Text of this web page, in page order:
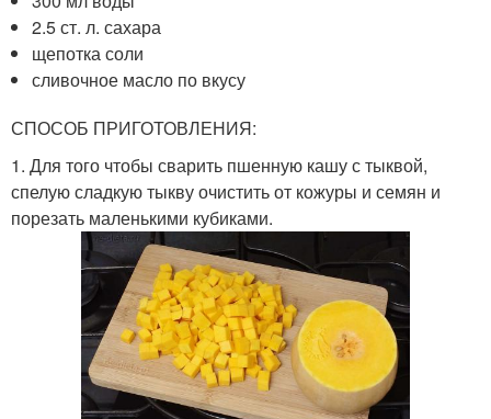
2.5 ст. л. сахара
щепотка соли
сливочное масло по вкусу
СПОСОБ ПРИГОТОВЛЕНИЯ:
1. Для того чтобы сварить пшенную кашу с тыквой,
спелую сладкую тыкву очистить от кожуры и семян и
порезать маленькими кубиками.